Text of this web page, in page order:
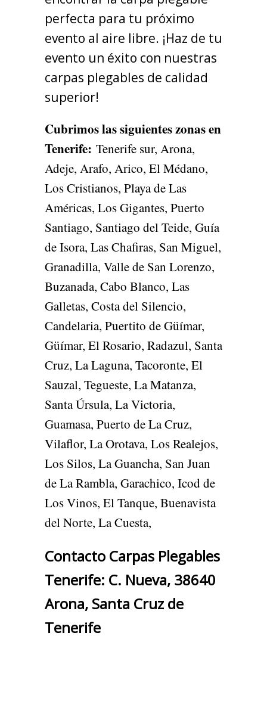
perfecta para tu próximo
evento al aire libre. ¡Haz de tu
evento un éxito con nuestras
carpas plegables de calidad
superior!
Cubrimos las siguientes zonas en
Tenerife: Tenerife sur, Arona,
Adeje, Arafo, Arico, El Médano,
Los Cristianos, Playa de Las
Américas, Los Gigantes, Puerto
Santiago, Santiago del Teide, Guía
de Isora, Las Chafiras, San Miguel,
Granadilla, Valle de San Lorenzo,
Buzanada, Cabo Blanco, Las
Galletas, Costa del Silencio,
Candelaria, Puertito de Güímar,
Güímar, El Rosario, Radazul, Santa
Cruz, La Laguna, Tacoronte, El
Sauzal, Tegueste, La Matanza,
Santa Úrsula, La Victoria,
Guamasa, Puerto de La Cruz,
Vilaflor, La Orotava, Los Realejos,
Los Silos, La Guancha, San Juan
de La Rambla, Garachico, Icod de
Los Vinos, El Tanque, Buenavista
del Norte, La Cuesta,
Contacto Carpas Plegables
Tenerife: C. Nueva, 38640
Arona, Santa Cruz de
Tenerife